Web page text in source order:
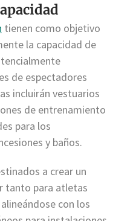
tienen como objetivo
la capacidad de
de espectadores
incluirán vestuarios
de entrenamiento
para los
y baños.
a crear un
tanto para atletas
con los